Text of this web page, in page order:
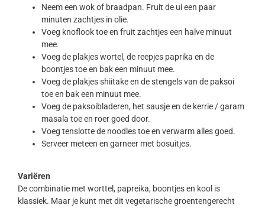
Neem een wok of braadpan. Fruit de ui een paar
minuten zachtjes in olie.
Voeg knoflook toe en fruit zachtjes een halve minuut
mee.
Voeg de plakjes wortel, de reepjes paprika en de
boontjes toe en bak een minuut mee.
Voeg de plakjes shiitake en de stengels van de paksoi
toe en bak een minuut mee.
Voeg de paksoibladeren, het sausje en de kerrie / garam
masala toe en roer goed door.
Voeg tenslotte de noodles toe en verwarm alles goed.
Serveer meteen en garneer met bosuitjes.
Variëren
De combinatie met worttel, papreika, boontjes en kool is
klassiek. Maar je kunt met dit vegetarische groentengerecht